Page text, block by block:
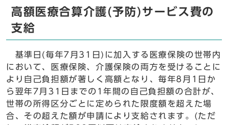
高額医療合算介護(予防)サービス費の
支給
基準日(毎年7月31日)に加入する医療保険の世帯内
において、医療保険、介護保険の両方を受けることに
より自己負担額が著しく高額となり、毎年8月1日か
ら翌年7月31日までの1年間の自己負担額の合計が、
世帯の所得区分ごとに定められた限度額を超えた場
合、その超えた額が申請により支給されます。(ただ